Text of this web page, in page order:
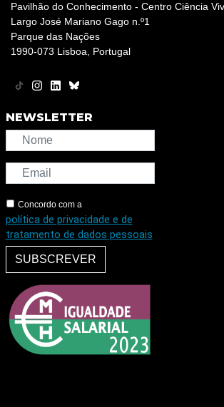
Pavilhão do Conhecimento - Centro Ciência
Largo José Mariano Gago n.º1
Parque das Nações
1990-073 Lisboa, Portugal
NEWSLETTER
Concordo com a
política de privacidade e de
tratamento de dados pessoais
SUBSCREVER